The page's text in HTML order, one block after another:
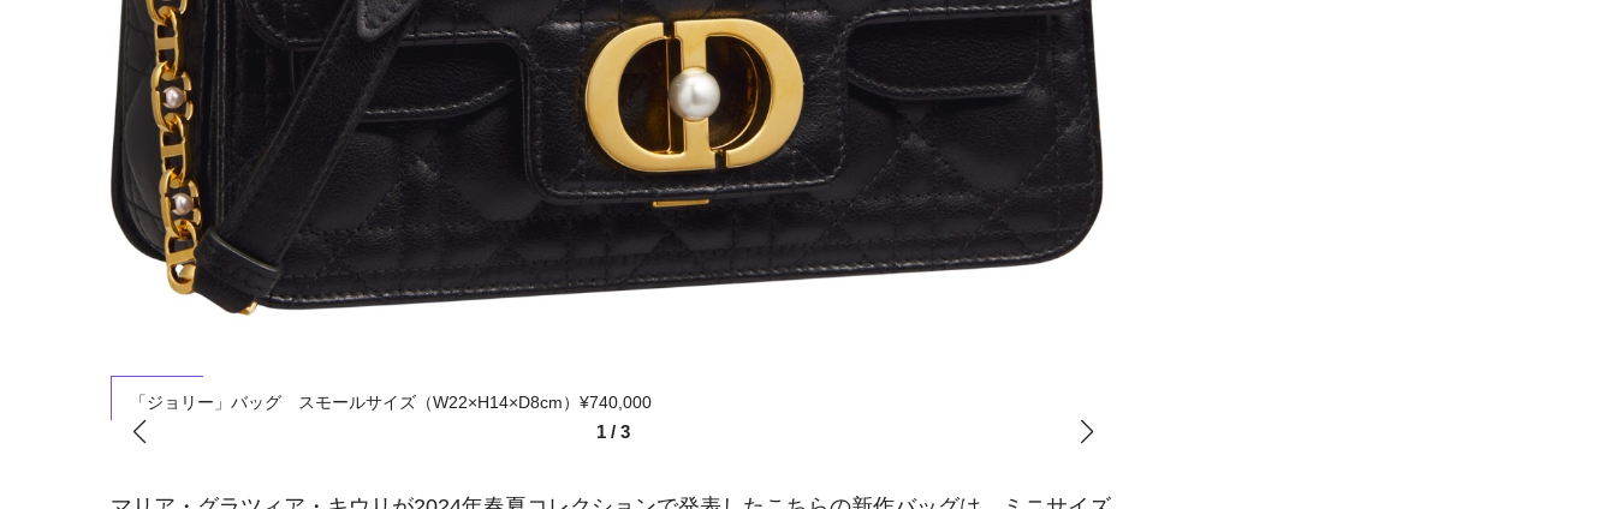
「ジョリー」バッグ スモールサイズ（W22×H14×D8cm）¥740,000
1/ 3